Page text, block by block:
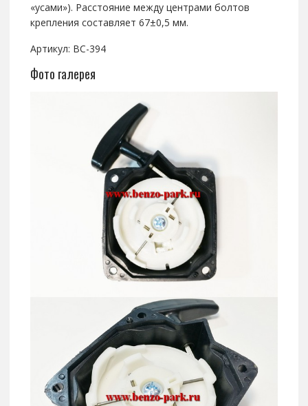
«усами»). Расстояние между центрами болтов
крепления составляет 67±0,5 мм.
Артикул: BC-394
Фото галерея